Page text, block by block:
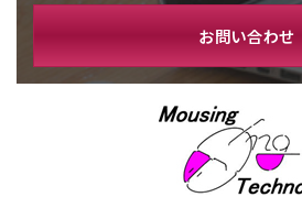
お問い合わせ